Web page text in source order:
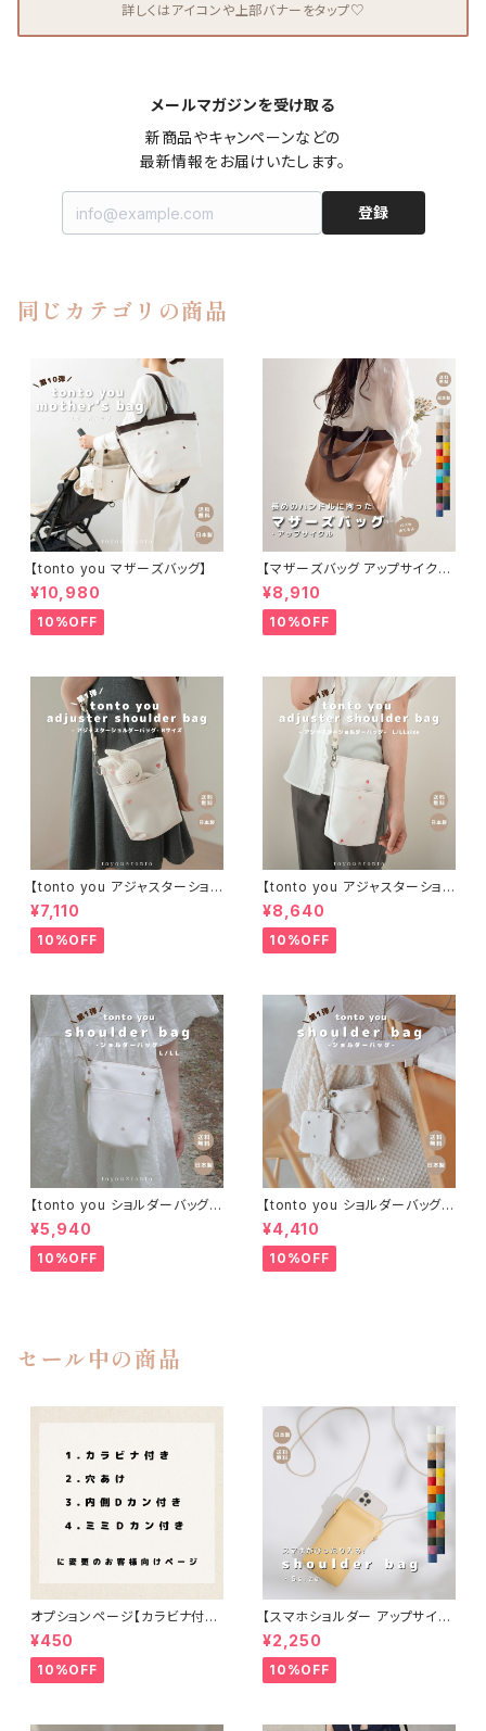
詳しくはアイコンや上部バナーをタップ♡
メールマガジンを受け取る
新商品やキャンペーンなどの
最新情報をお届けいたします。
登録
同じカテゴリの商品
【tonto you マザーズバッグ】
¥10,980
10%OFF
【マザーズバッグ アップサイク
ル】
¥8,910
10%OFF
【tonto you アジャスターショル
ダーバッグ Rサイズ（カラビナ
付き)】
¥7,110
10%OFF
【tonto you アジャスターショル
ダーバッグ L/LLサイズ】
¥8,640
10%OFF
【tonto you ショルダーバッグ
L/LLサイズ】
¥5,940
10%OFF
【tonto you ショルダーバッグ
Rサイズ（カラビナ付き)】
¥4,410
10%OFF
セール中の商品
オプションページ【カラビナ付
き・穴あけ・内側Dカン付き・ミミ
Ｄカン付き】
¥450
10%OFF
【スマホショルダー アップサイク
ル】
¥2,250
10%OFF